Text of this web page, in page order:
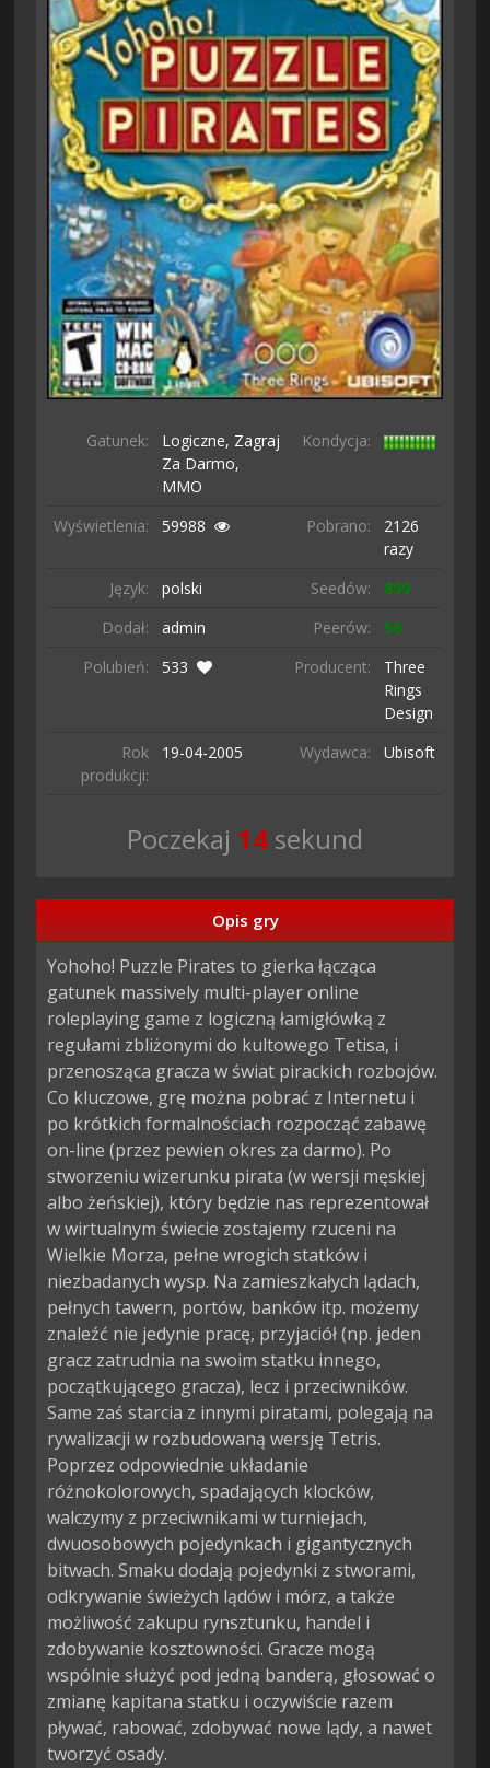
Gatunek: Logiczne, Zagraj
Za Darmo,
MMO
Kondycja:
Wyświetlenia: 59988 Pobrano:
2126
razy
Język:
polski Seedów:
899
Dodał:
admin Peerów:
56
Polubień:
533 Producent:
Three
Rings
Design
Rok
produkcji:
19-04-2005 Wydawca: Ubisoft
Poczekaj 13 sekund
Opis gry
Yohoho! Puzzle Pirates to gierka łącząca
gatunek massively multi-player online
roleplaying game z logiczną łamigłówką z
regułami zbliżonymi do kultowego Tetisa, i
przenosząca gracza w świat pirackich rozbojów.
Co kluczowe, grę można pobrać z Internetu i
po krótkich formalnościach rozpocząć zabawę
on-line (przez pewien okres za darmo). Po
stworzeniu wizerunku pirata (w wersji męskiej
albo żeńskiej), który będzie nas reprezentował
w wirtualnym świecie zostajemy rzuceni na
Wielkie Morza, pełne wrogich statków i
niezbadanych wysp. Na zamieszkałych lądach,
pełnych tawern, portów, banków itp. możemy
znaleźć nie jedynie pracę, przyjaciół (np. jeden
gracz zatrudnia na swoim statku innego,
początkującego gracza), lecz i przeciwników.
Same zaś starcia z innymi piratami, polegają na
rywalizacji w rozbudowaną wersję Tetris.
Poprzez odpowiednie układanie
różnokolorowych, spadających klocków,
walczymy z przeciwnikami w turniejach,
dwuosobowych pojedynkach i gigantycznych
bitwach. Smaku dodają pojedynki z stworami,
odkrywanie świeżych lądów i mórz, a także
możliwość zakupu rynsztunku, handel i
zdobywanie kosztowności. Gracze mogą
wspólnie służyć pod jedną banderą, głosować o
zmianę kapitana statku i oczywiście razem
pływać, rabować, zdobywać nowe lądy, a nawet
tworzyć osady.